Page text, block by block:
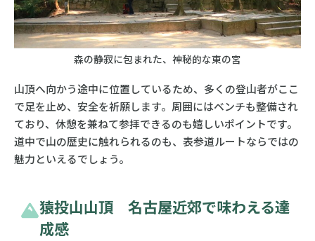
森の静寂に包まれた、神秘的な東の宮
山頂へ向かう途中に位置しているため、多くの登山者がここ
で足を止め、安全を祈願します。周囲にはベンチも整備され
ており、休憩を兼ねて参拝できるのも嬉しいポイントです。
道中で山の歴史に触れられるのも、表参道ルートならではの
魅力といえるでしょう。
猿投山山頂 名古屋近郊で味わえる達
成感